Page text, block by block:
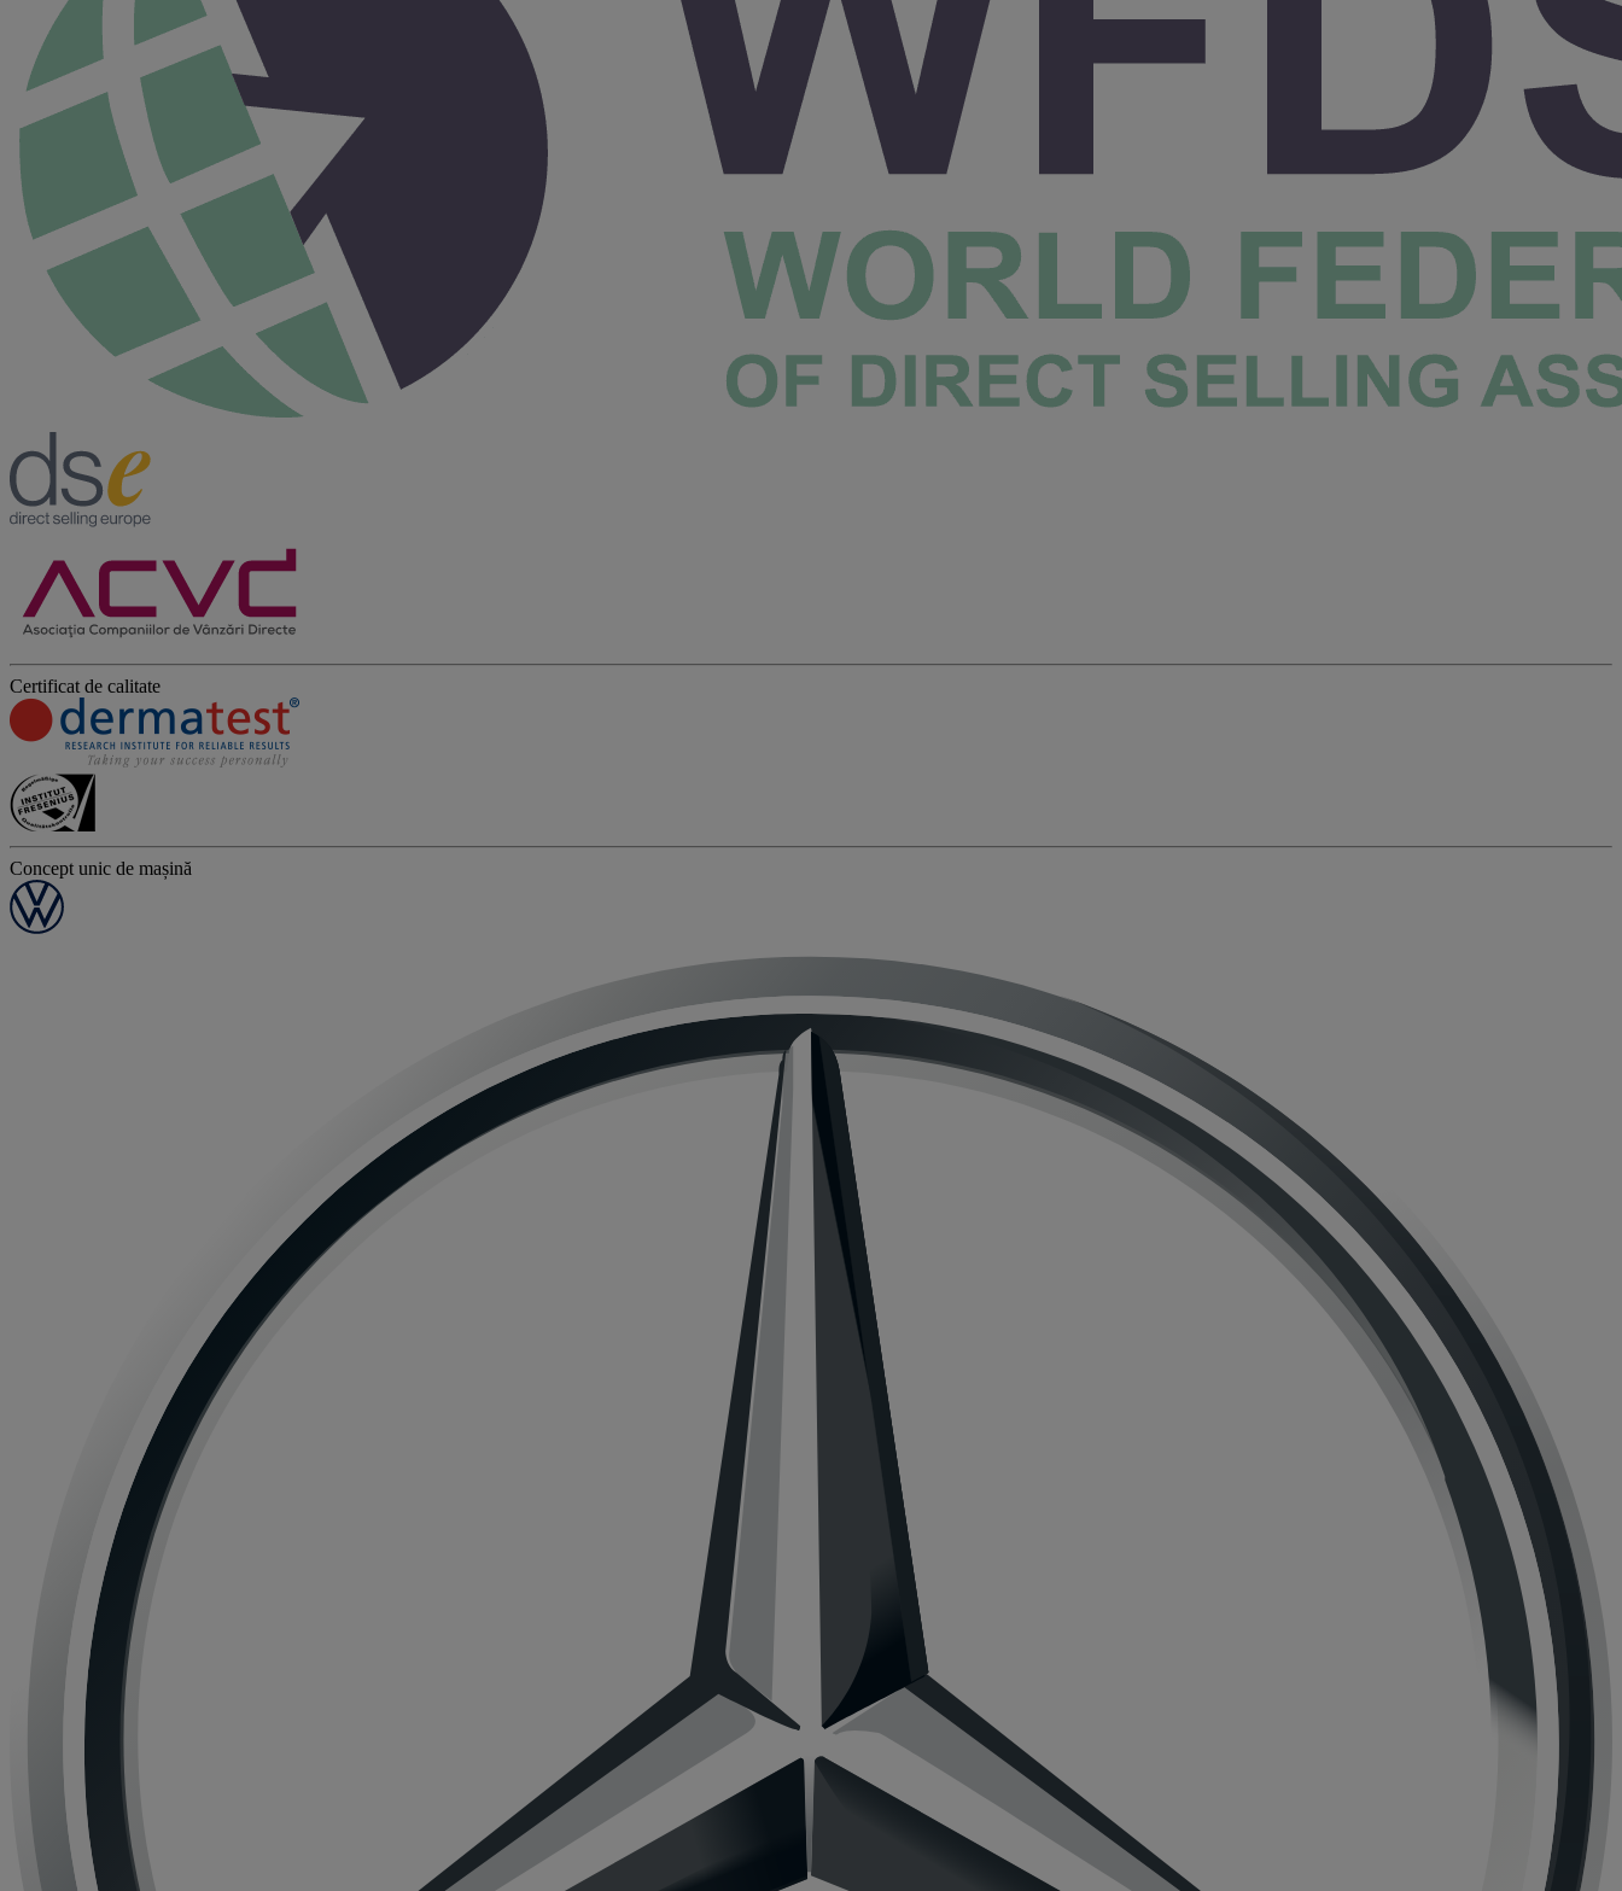
Certificat de calitate
Concept unic de mașină